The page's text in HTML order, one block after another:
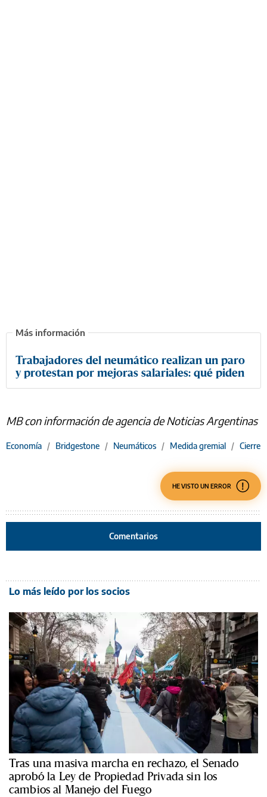
Trabajadores del neumático realizan un paro
y protestan por mejoras salariales: qué piden
MB con información de agencia de Noticias Argentinas
Economía / Bridgestone / Neumáticos / Medida gremial / Cierre
HE VISTO UN ERROR
Comentarios
Lo más leído por los socios
Tras una masiva marcha en rechazo, el Senado
aprobó la Ley de Propiedad Privada sin los
cambios al Manejo del Fuego